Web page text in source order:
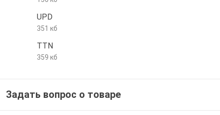
трубы и фитинги
UPD
351 кб
TTN
359 кб
Задать вопрос о товаре